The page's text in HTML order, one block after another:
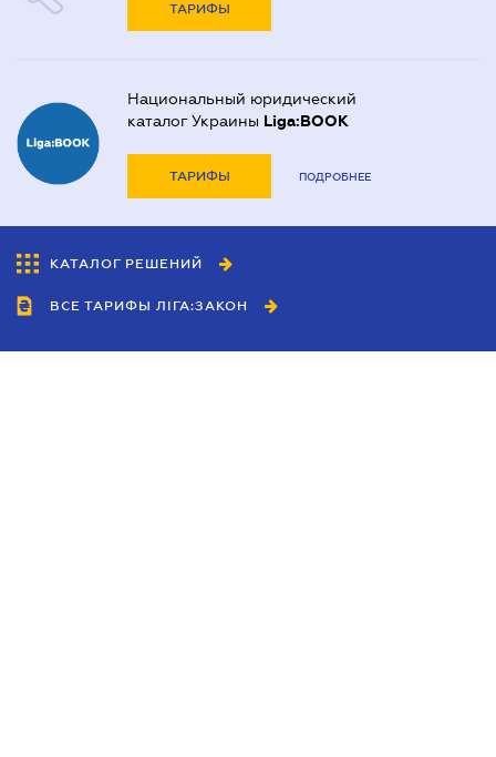
ТАРИФЫ
Национальный юридический
каталог Украины Liga:BOOK
ТАРИФЫ ПОДРОБНЕЕ
КАТАЛОГ РЕШЕНИЙ
ВСЕ ТАРИФЫ ЛІГА:ЗАКОН